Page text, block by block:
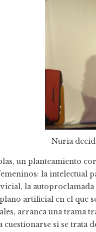
Nuria
un planteamiento
la intelectual
la
artificial en el que
arranca una trama
cuestionarse si se trata